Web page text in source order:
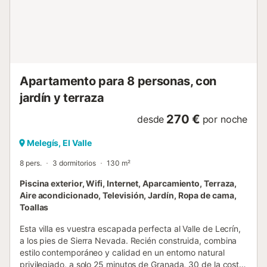
Apartamento para 8 personas, con
jardín y terraza
desde 270 € por noche
Melegís, El Valle
8 pers. 3 dormitorios 130 m²
Piscina exterior, Wifi, Internet, Aparcamiento, Terraza,
Aire acondicionado, Televisión, Jardín, Ropa de cama,
Toallas
Esta villa es vuestra escapada perfecta al Valle de Lecrín,
a los pies de Sierra Nevada. Recién construida, combina
estilo contemporáneo y calidad en un entorno natural
privilegiado, a solo 25 minutos de Granada, 30 de la costa